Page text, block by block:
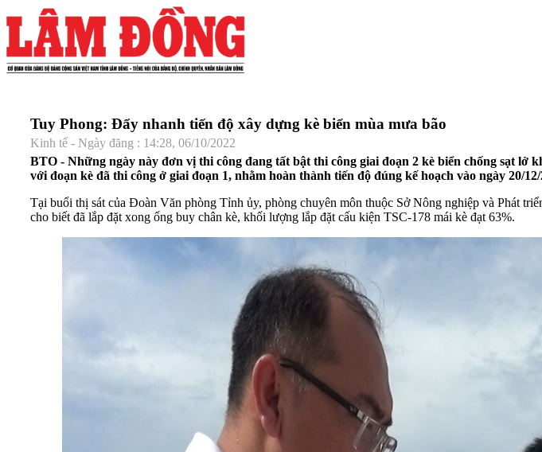
Tuy Phong: Đẩy nhanh tiến độ xây dựng kè biển mùa mưa bão
Kinh tế - Ngày đăng : 14:28, 06/10/2022
BTO - Những ngày này đơn vị thi công đang tất bật thi công giai đoạn 2 kè biển chống sạt
với đoạn kè đã thi công ở giai đoạn 1, nhằm hoàn thành tiến độ đúng kế hoạch vào ngày 20/12/
Tại buổi thị sát của Đoàn Văn phòng Tỉnh ủy, phòng chuyên môn thuộc Sở Nông nghiệp và Phát
cho biết đã lắp đặt xong ống buy chân kè, khối lượng lắp đặt cấu kiện TSC-178 mái kè đạt 63%.